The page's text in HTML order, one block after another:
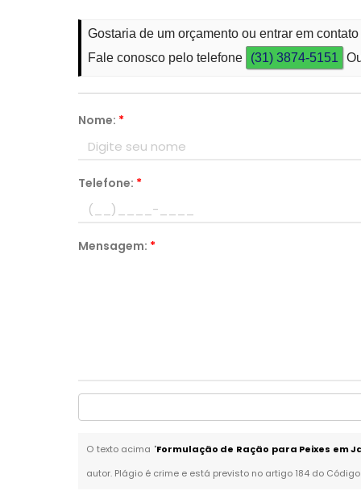
Gostaria de um orçamento ou entrar em
Fale conosco pelo telefone
(31) 3874-5151
Nome: *
Telefone: *
Mensagem: *
O texto acima "Formulação de Ração para Peixes em
autor. Plágio é crime e está previsto no artigo 184 do Código